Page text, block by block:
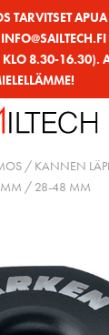
TARVITSET
8.30-16.30).
/ KANNEN
MM / 28-48 MM